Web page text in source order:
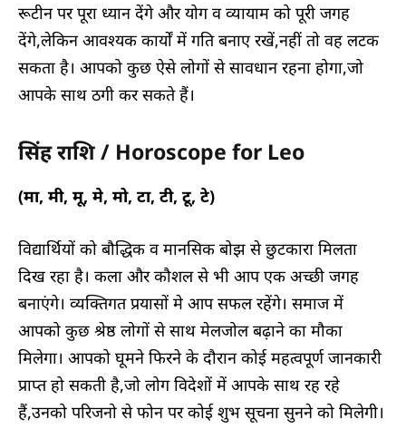
रूटीन पर पूरा ध्यान देंगे और योग व व्यायाम को पूरी जगह
देंगे,लेकिन आवश्यक कार्यों में गति बनाए रखें,नहीं तो वह लटक
सकता है। आपको कुछ ऐसे लोगों से सावधान रहना होगा,जो
आपके साथ ठगी कर सकते हैं।
सिंह राशि / Horoscope for Leo
(मा, मी, मू, मे, मो, टा, टी, टू, टे)
विद्यार्थियों को बौद्धिक व मानसिक बोझ से छुटकारा मिलता
दिख रहा है। कला और कौशल से भी आप एक अच्छी जगह
बनाएंगे। व्यक्तिगत प्रयासों मे आप सफल रहेंगे। समाज में
आपको कुछ श्रेष्ठ लोगों से साथ मेलजोल बढ़ाने का मौका
मिलेगा। आपको घूमने फिरने के दौरान कोई महत्वपूर्ण जानकारी
प्राप्त हो सकती है,जो लोग विदेशों में आपके साथ रह रहे
हैं,उनको परिजनो से फोन पर कोई शुभ सूचना सुनने को मिलेगी।